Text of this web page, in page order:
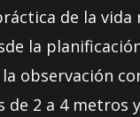
de la vida
la
observación
de 2 a 4 metros